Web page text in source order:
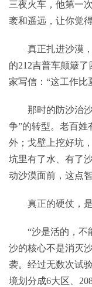
三夜火车，他第一
袤和遥远，让你觉
真正扎进沙漠，
的212吉普车颠簸
家写信：“这工作比
那时的防沙治沙
争”的转型。老百姓
外；戈壁上挖好坑
坑里有了水、有了
动沙漠面前，这点
真正的硬仗，是
“沙是活的，不能
沙的核心不是消灭
袭。经过无数次试
境划分成6大区、